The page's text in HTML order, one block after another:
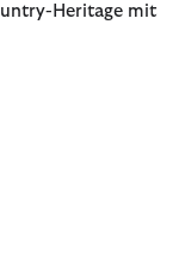
Heritage mit